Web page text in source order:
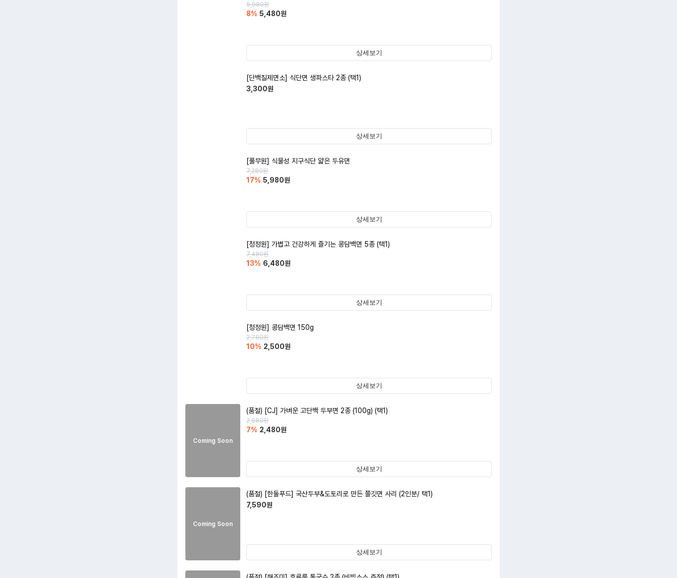
5,980원
8% 5,480원
상세보기
[단백질제면소] 식단면 생파스타 2종 (택1)
3,300원
상세보기
[풀무원] 식물성 지구식단 얇은 두유면
7,280원
17% 5,980원
상세보기
[청정원] 가볍고 건강하게 즐기는 콩담백면 5종 (택1)
7,480원
13% 6,480원
상세보기
[청정원] 콩담백면 150g
2,780원
10% 2,500원
상세보기
Coming Soon
(품절) [CJ] 가벼운 고단백 두부면 2종 (100g) (택1)
2,680원
7% 2,480원
상세보기
Coming Soon
(품절) [한둘푸드] 국산두부&도토리로 만든 쫄깃면 사리 (2인분/ 택1)
7,590원
상세보기